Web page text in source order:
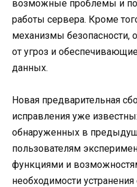
возможные проблемы и
работы сервера. Кроме
механизмы безопасности,
от угроз и
данных.
Новая предварительная
исправления уже
обнаруженных в
пользователям
функциями и
необходимости